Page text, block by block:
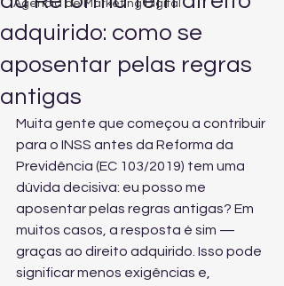
Agencia de Marketing Digital
adquirido: como se
aposentar pelas regras
antigas
Muita gente que começou a contribuir
para o INSS antes da Reforma da
Previdência (EC 103/2019) tem uma
dúvida decisiva: eu posso me
aposentar pelas regras antigas? Em
muitos casos, a resposta é sim —
graças ao direito adquirido. Isso pode
significar menos exigências e,